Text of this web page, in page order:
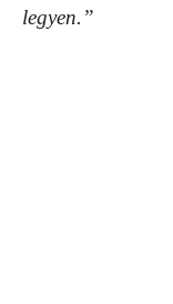
legyen.”